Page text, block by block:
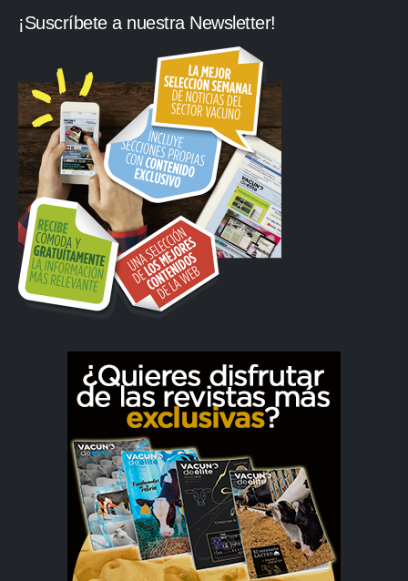
¡Suscríbete a nuestra Newsletter!